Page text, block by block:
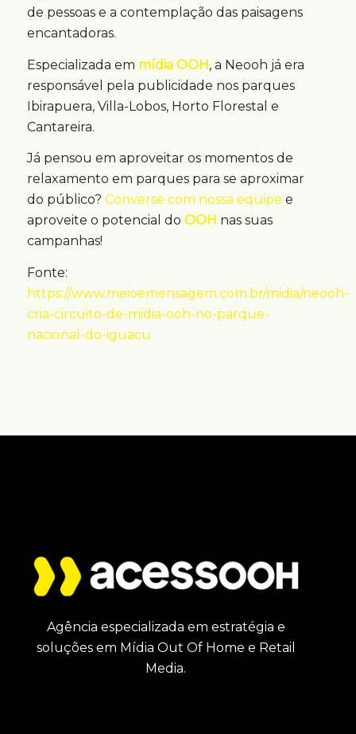
de pessoas e a contemplação das paisagens
encantadoras.
Especializada em mídia OOH, a Neooh já era
responsável pela publicidade nos parques
Ibirapuera, Villa-Lobos, Horto Florestal e
Cantareira.
Já pensou em aproveitar os momentos de
relaxamento em parques para se aproximar
do público? Converse com nossa equipe e
aproveite o potencial do OOH nas suas
campanhas!
Fonte:
https://www.meioemensagem.com.br/midia/neooh-
cria-circuito-de-midia-ooh-no-parque-
nacional-do-iguacu
Agência especializada em estratégia e
soluções em Mídia Out Of Home e Retail
Media.